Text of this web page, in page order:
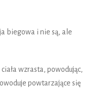
biegowa i nie są, ale
wzrasta, powodując,
powtarzające się